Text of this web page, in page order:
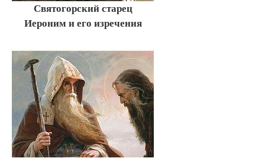
Святогорский старец
Иероним и его изречения